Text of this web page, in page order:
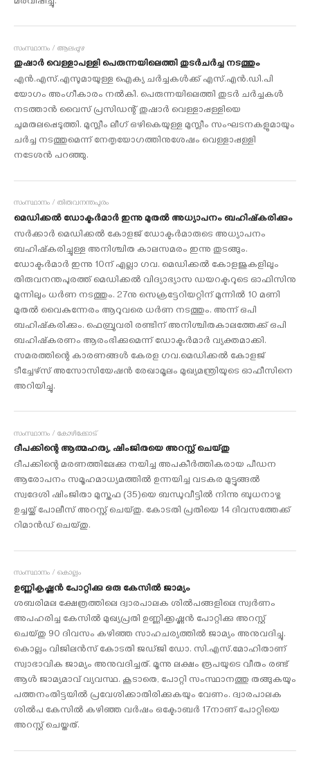
സംസ്ഥാനം / ആലപ്പുഴ
തുഷാര്‍ വെള്ളാപള്ളി പെരുന്നയിലെത്തി തുടര്‍ചര്‍ച്ച നടത്തും
എന്‍.എസ്.എസുമായുള്ള ഐക്യ ചര്‍ച്ചകള്‍ക്ക് എസ്.എന്‍.ഡി.പി
യോഗം അംഗീകാരം നല്‍കി. പെരുന്നയിലെത്തി തുടര്‍ ചര്‍ച്ചകള്‍
നടത്താന്‍ വൈസ് പ്രസിഡന്റ് തുഷാര്‍ വെള്ളാപ്പള്ളിയെ
ചുമതലപ്പെടുത്തി. മുസ്ലീം ലീഗ് ഒഴികെയുള്ള മുസ്ലീം സംഘടനകളുമായും
ചര്‍ച്ച നടത്തുമെന്ന് നേതൃയോഗത്തിനുശേഷം വെള്ളാപ്പള്ളി
നടേശന്‍ പറഞ്ഞു.
സംസ്ഥാനം / തിരുവനന്തപുരം
മെഡിക്കല്‍ ഡോക്ടര്‍മാര്‍ ഇന്നു മുതല്‍ അധ്യാപനം ബഹിഷ്‌കരിക്കും
സര്‍ക്കാര്‍ മെഡിക്കല്‍ കോളജ് ഡോക്ടര്‍മാരുടെ അധ്യാപനം
ബഹിഷ്‌കരിച്ചുള്ള അനിശ്ചിത കാലസമരം ഇന്നു തുടങ്ങും.
ഡോക്ടര്‍മാര്‍ ഇന്നു 10ന് എല്ലാ ഗവ. മെഡിക്കല്‍ കോളജുകളിലും
തിരുവനന്തപുരത്ത് മെഡിക്കല്‍ വിദ്യാഭ്യാസ ഡയറക്ടറുടെ ഓഫിസിനു
മുന്നിലും ധര്‍ണ നടത്തും. 27നു സെക്രട്ടേറിയറ്റിന് മുന്നില്‍ 10 മണി
മുതല്‍ വൈകുന്നേരം ആറുവരെ ധര്‍ണ നടത്തും. അന്ന് ഒപി
ബഹിഷ്‌കരിക്കും. ഫെബ്രുവരി രണ്ടിന് അനിശ്ചിതകാലത്തേക്ക് ഒപി
ബഹിഷ്‌കരണം ആരംഭിക്കുമെന്ന് ഡോക്ടര്‍മാര്‍ വ്യക്തമാക്കി.
സമരത്തിന്റെ കാരണങ്ങള്‍ കേരള ഗവ.മെഡിക്കല്‍ കോളജ്
ടീച്ചേഴ്‌സ് അസോസിയേഷന്‍ രേഖാമൂലം മുഖ്യമന്ത്രിയുടെ ഓഫീസിനെ
അറിയിച്ചു.
സംസ്ഥാനം / കോഴിക്കോട്
ദീപക്കിന്റെ ആത്മഹത്യ, ഷിംജിതയെ അറസ്റ്റ് ചെയ്തു
ദീപക്കിന്റെ മരണത്തിലേക്കു നയിച്ച അപകീര്‍ത്തികരായ പീഡന
ആരോപനം സമൂഹമാധ്യമത്തില്‍ ഉന്നയിച്ച വടകര മുട്ടുങ്ങല്‍
സ്വദേശി ഷിംജിതാ മുസ്തഫ (35)യെ ബന്ധുവീട്ടില്‍ നിന്നു ബുധനാഴ്ച
ഉച്ചയ്ക്ക് പോലീസ് അറസ്റ്റ് ചെയ്തു. കോടതി പ്രതിയെ 14 ദിവസത്തേക്ക്
റിമാന്‍ഡ് ചെയ്തു.
സംസ്ഥാനം / കൊല്ലം
ഉണ്ണികൃഷ്ണന്‍ പോറ്റിക്കു ഒരു കേസില്‍ ജാമ്യം
ശബരിമല ക്ഷേത്രത്തിലെ ദ്വാരപാലക ശില്‍പങ്ങളിലെ സ്വര്‍ണം
അപഹരിച്ച കേസില്‍ മുഖ്യപ്രതി ഉണ്ണിക്കൃഷ്ണന്‍ പോറ്റിക്കു അറസ്റ്റ്
ചെയ്തു 90 ദിവസം കഴിഞ്ഞ സാഹചര്യത്തില്‍ ജാമ്യം അനുവദിച്ചു.
കൊല്ലം വിജിലന്‍സ് കോടതി ജഡ്ജി ഡോ. സി.എസ്.മോഹിതാണ്
സ്വാഭാവിക ജാമ്യം അനുവദിച്ചത്. മൂന്നു ലക്ഷം രൂപയുടെ വീതം രണ്ട്
ആള്‍ ജാമ്യമാവ് വ്യവസ്ഥ. കൂടാതെ, പോറ്റി സംസ്ഥാനത്തു തങ്ങുകയും
പത്തനംതിട്ടയില്‍ പ്രവേശിക്കാതിരിക്കുകയും വേണം. ദ്വാരപാലക
ശില്‍പ കേസില്‍ കഴിഞ്ഞ വര്‍ഷം ഒക്ടോബര്‍ 17നാണ് പോറ്റിയെ
അറസ്റ്റ് ചെയ്തത്.